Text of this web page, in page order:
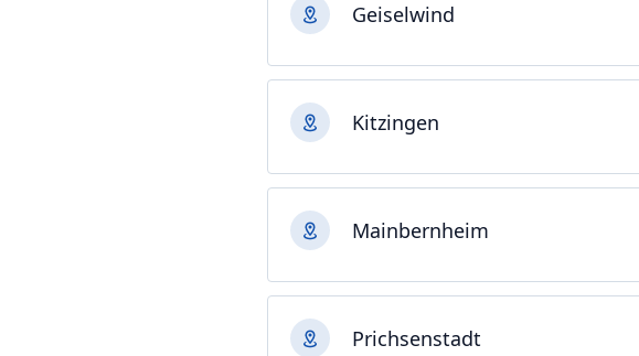
Geiselwind
Kitzingen
Mainbernheim
Prichsenstadt